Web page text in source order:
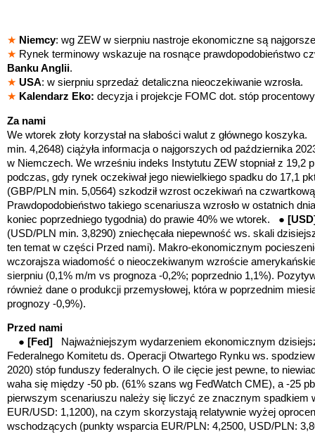
★ Niemcy: wg ZEW w sierpniu nastroje ekonomiczne są
★ Rynek terminowy wskazuje na rosnące prawdopodobieństwo
Banku Anglii.
★ USA: w sierpniu sprzedaż detaliczna nieoczekiwanie wzrosła.
★ Kalendarz Eko: decyzja i projekcje FOMC dot. stóp
Za nami
We wtorek złoty korzystał na słabości walut z głównego
min. 4,2648) ciążyła informacja o najgorszych od października
w Niemczech. We wrześniu indeks Instytutu ZEW stopniał z 19,2
podczas, gdy rynek oczekiwał jego niewielkiego spadku do 17,1
(GBP/PLN min. 5,0564) szkodził wzrost oczekiwań na
Prawdopodobieństwo takiego scenariusza wzrosło w ostatnich
koniec poprzedniego tygodnia) do prawie 40% we wtorek. ●
(USD/PLN min. 3,8290) zniechęcała niepewność ws. skali
ten temat w części Przed nami). Makro-ekonomicznym
wczorajsza wiadomość o nieoczekiwanym wzroście
sierpniu (0,1% m/m vs prognoza -0,2%; poprzednio 1,1%).
również dane o produkcji przemysłowej, która w poprzednim
prognozy -0,9%).
Przed nami
● [Fed]
Najważniejszym wydarzeniem ekonomicznym
Federalnego Komitetu ds. Operacji Otwartego Rynku ws.
2020) stóp funduszy federalnych. O ile cięcie jest pewne, to
waha się między -50 pb. (61% szans wg FedWatch CME), a -25
pierwszym scenariuszu należy się liczyć ze znacznym spadkiem
EUR/USD: 1,1200), na czym skorzystają relatywnie wyżej
wschodzących (punkty wsparcia EUR/PLN: 4,2500, USD/PLN: